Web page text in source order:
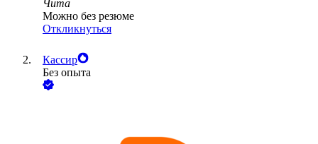
Чита
Можно без резюме
Откликнуться
Кассир
Без опыта